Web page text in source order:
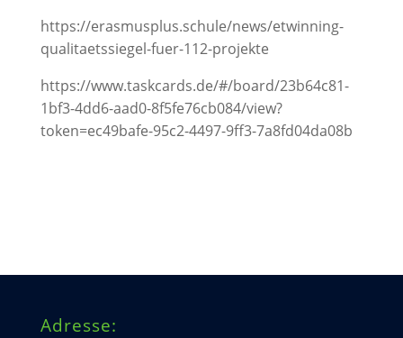
https://erasmusplus.schule/news/etwinning-
qualitaetssiegel-fuer-112-projekte
https://www.taskcards.de/#/board/23b64c81-
1bf3-4dd6-aad0-8f5fe76cb084/view?
token=ec49bafe-95c2-4497-9ff3-7a8fd04da08b
Adresse: